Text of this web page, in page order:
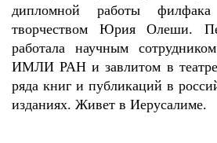
дипломной работы
творчеством Юрия Олеши.
работала научным
ИМЛИ РАН и завлитом в
ряда книг и публикаций в
изданиях. Живет в Иерусалиме.